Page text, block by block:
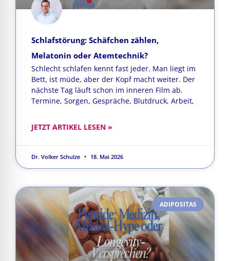
Schlafstörung: Schäfchen zählen,
Melatonin oder Atemtechnik?
Schlecht schlafen kennt fast jeder. Man liegt im
Bett, ist müde, aber der Kopf macht weiter. Der
nächste Tag läuft schon im inneren Film ab.
Termine, Sorgen, Gespräche, Blutdruck, Arbeit,
JETZT ARTIKEL LESEN »
Dr. Volker Schulze 18. Mai 2026
ADIPOSITAS